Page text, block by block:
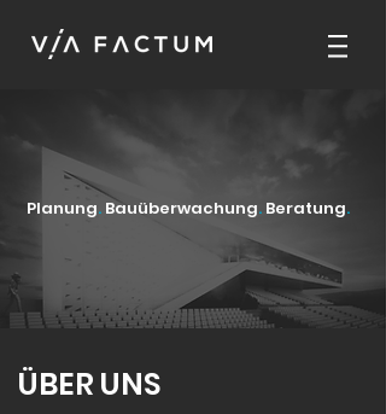
Planung. Bauüberwachung. Beratung.
ÜBER UNS